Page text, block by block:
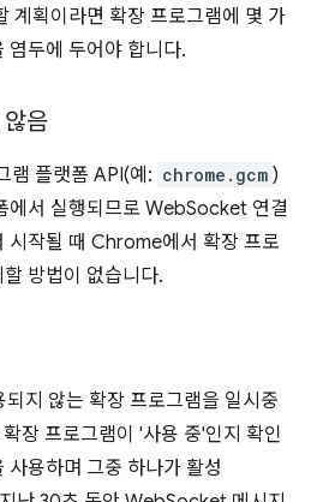
계획이라면 확장 프로그램에 몇 가
염두에 두어야 합니다.
음
램 플랫폼 API(예: chrome.gcm )
에서 실행되므로 WebSocket 연결
시작될 때 Chrome에서 확장 프로
방법이 없습니다.
지 않는 확장 프로그램을 일시중
장 프로그램이 '사용 중'인지 확인
사용하며 그중 하나가 활성